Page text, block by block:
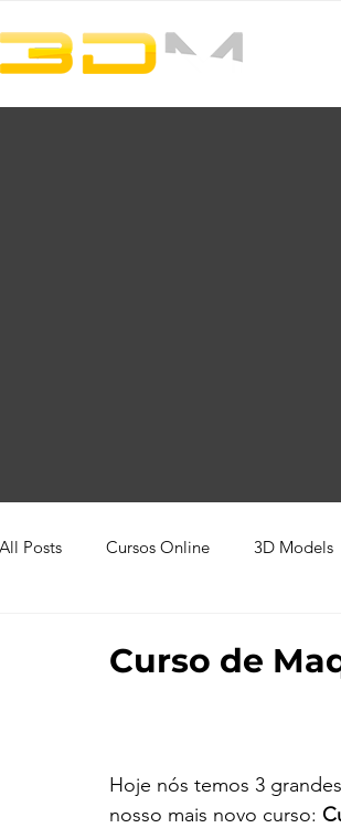
All Posts Cursos Online 3D Models
Viver de 3D 3ds Max V-Ray
Curso de
Hoje nós temos 3
nosso mais novo curso: